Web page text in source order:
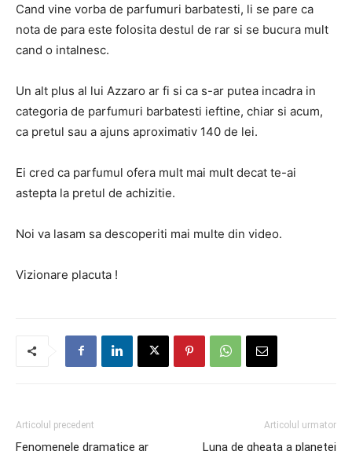
Cand vine vorba de parfumuri barbatesti, li se pare ca
nota de para este folosita destul de rar si se bucura mult
cand o intalnesc.
Un alt plus al lui Azzaro ar fi si ca s-ar putea incadra in
categoria de parfumuri barbatesti ieftine, chiar si acum,
ca pretul sau a ajuns aproximativ 140 de lei.
Ei cred ca parfumul ofera mult mai mult decat te-ai
astepta la pretul de achizitie.
Noi va lasam sa descoperiti mai multe din video.
Vizionare placuta !
Articolul precedent
Fenomenele dramatice ar
Articolul urmator
Luna de gheata a planetei